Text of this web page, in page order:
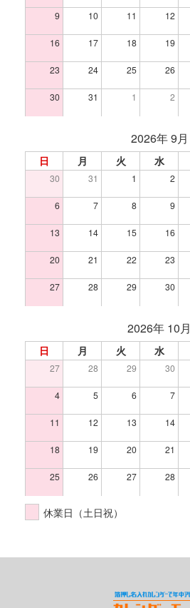
9 10 11 12
16 17 18 19
23 24 25 26
30 31 1 2
2026年 9月
日 月 火 水
30 31 1 2
6 7 8 9
13 14 15 16
20 21 22 23
27 28 29 30
2026年 10月
日 月 火 水
27 28 29 30
4 5 6 7
11 12 13 14
18 19 20 21
25 26 27 28
休業日（土日祝）